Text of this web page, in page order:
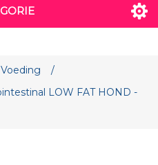
Voeding
/
LOW FAT HOND -